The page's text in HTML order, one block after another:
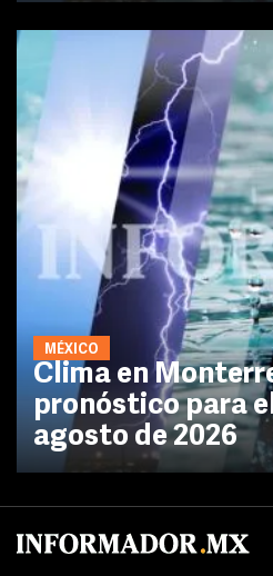
MÉXICO
Clima en
pronóstico para
agosto de 2026